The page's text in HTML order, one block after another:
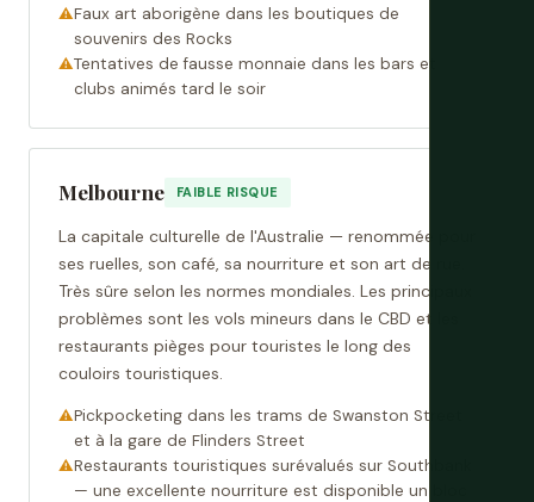
Faux art aborigène dans les boutiques de
souvenirs des Rocks
Tentatives de fausse monnaie dans les bars et
clubs animés tard le soir
Melbourne FAIBLE RISQUE
La capitale culturelle de l'Australie — renommée pour
ses ruelles, son café, sa nourriture et son art de rue.
Très sûre selon les normes mondiales. Les principaux
problèmes sont les vols mineurs dans le CBD et les
restaurants pièges pour touristes le long des
couloirs touristiques.
Pickpocketing dans les trams de Swanston Street
et à la gare de Flinders Street
Restaurants touristiques surévalués sur Southbank
— une excellente nourriture est disponible un bloc